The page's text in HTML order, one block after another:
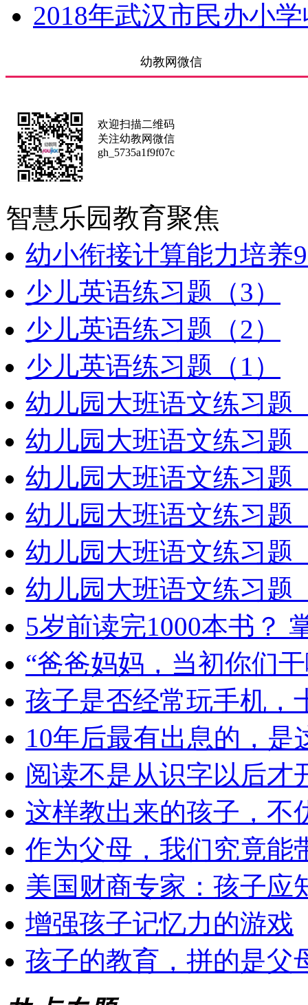
2018年武汉市民办小
幼教网微信
欢迎扫描二维码
关注幼教网微信
gh_5735a1f9f07c
智慧乐园教育聚焦
幼小衔接计算能力培养
少儿英语练习题（3）
少儿英语练习题（2）
少儿英语练习题（1）
幼儿园大班语文练习题
幼儿园大班语文练习题
幼儿园大班语文练习题
幼儿园大班语文练习题
幼儿园大班语文练习题
幼儿园大班语文练习题
5岁前读完1000本书？
“爸爸妈妈，当初你们
孩子是否经常玩手机，
10年后最有出息的，是
阅读不是从识字以后才
这样教出来的孩子，不
作为父母，我们究竟能
美国财商专家：孩子应
增强孩子记忆力的游戏
孩子的教育，拼的是父